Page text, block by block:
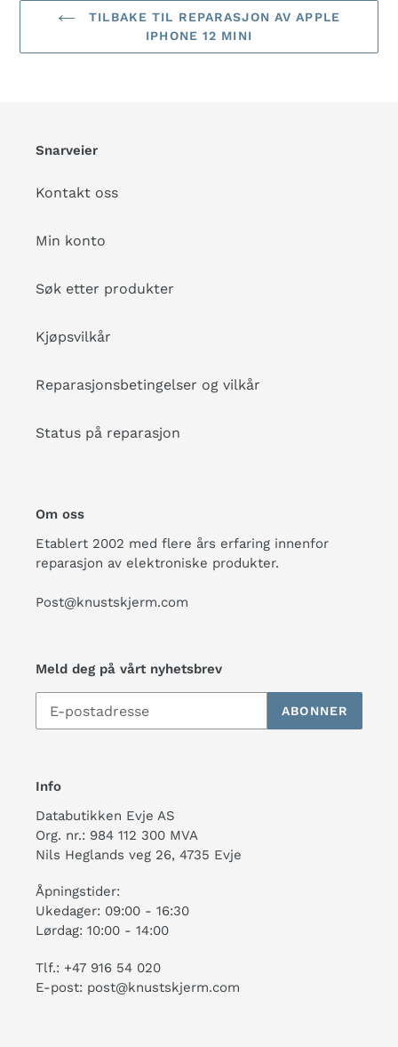
TILBAKE TIL REPARASJON AV APPLE
IPHONE 12 MINI
Snarveier
Kontakt oss
Min konto
Søk etter produkter
Kjøpsvilkår
Reparasjonsbetingelser og vilkår
Status på reparasjon
Om oss
Etablert 2002 med flere års erfaring innenfor
reparasjon av elektroniske produkter.
Post@knustskjerm.com
Meld deg på vårt nyhetsbrev
ABONNER
Info
Databutikken Evje AS
Org. nr.: 984 112 300 MVA
Nils Heglands veg 26, 4735 Evje
Åpningstider:
Ukedager: 09:00 - 16:30
Lørdag: 10:00 - 14:00
Tlf.: +47 916 54 020
E-post: post@knustskjerm.com